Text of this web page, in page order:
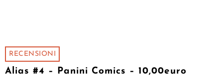
RECENSIONI
Alias #4 – Panini Comics – 10,00euro